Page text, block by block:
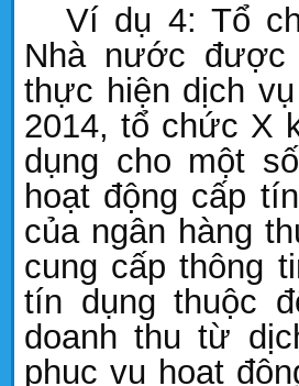
Ví dụ 4: Tổ
Nhà nước được
thực hiện dịch
2014, tổ chức X
dụng cho một
hoạt động cấp
của ngân hàng
cung cấp thông
tín dụng thuộc
doanh thu từ
phục vụ hoạt